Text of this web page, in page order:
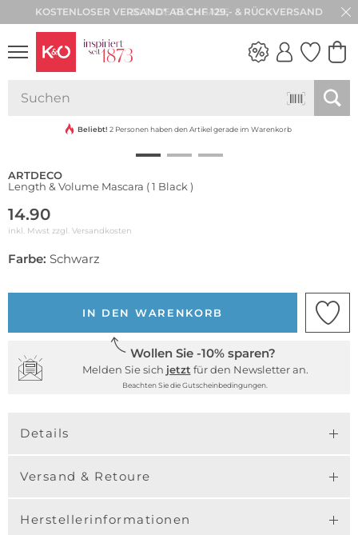
30 TAGE RÜCKGABE
VIBES
Beliebt! 2 Personen haben den Artikel gerade im Warenkorb
ARTDECO
Length & Volume Mascara ( 1 Black )
14.90
inkl. Mwst zzgl. Versandkosten
Farbe: Schwarz
IN DEN WARENKORB
Wollen Sie -10% sparen?
Melden Sie sich jetzt für den Newsletter an.
Beachten Sie die Gutscheinbedingungen.
Details
Versand & Retoure
Herstellerinformationen